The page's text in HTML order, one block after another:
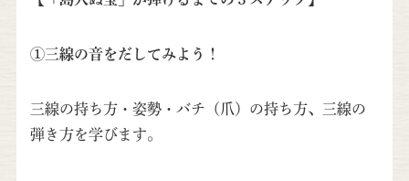
①三線の音をだしてみよう！
三線の持ち方・姿勢・バチ（爪）の持ち方、三線の
弾き方を学びます。